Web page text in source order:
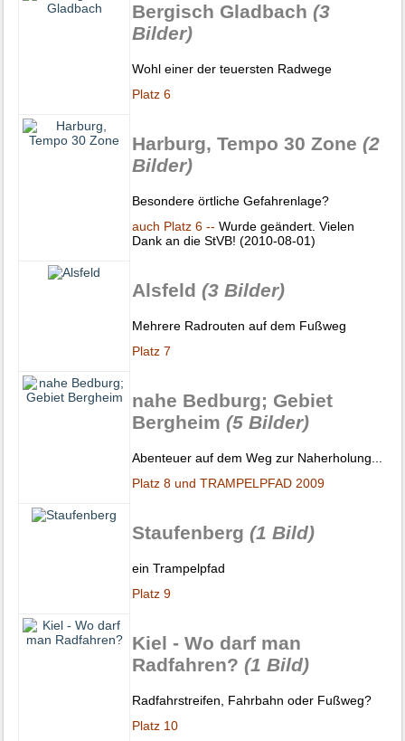
Bergisch Gladbach(3
Bilder)
Wohl einer der teuersten Radwege
Platz 6
Harburg, Tempo 30 Zone(2
Bilder)
Besondere örtliche Gefahrenlage?
auch Platz 6 --Wurde geändert. Vielen
Dank an die StVB! (2010-08-01)
Alsfeld(3 Bilder)
Mehrere Radrouten auf dem Fußweg
Platz 7
nahe Bedburg; Gebiet
Bergheim(5 Bilder)
Abenteuer auf dem Weg zur Naherholung...
Platz 8 und TRAMPELPFAD 2009
Staufenberg(1 Bild)
ein Trampelpfad
Platz 9
Kiel - Wo darf man
Radfahren?(1 Bild)
Radfahrstreifen, Fahrbahn oder Fußweg?
Platz 10